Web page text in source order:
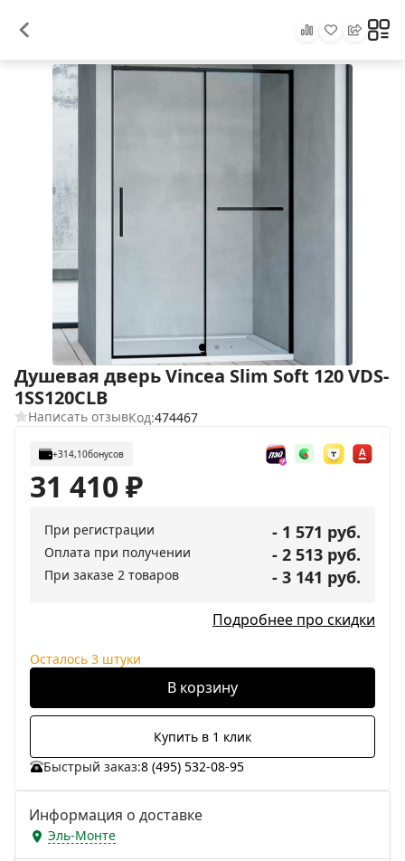
Душевая дверь Vincea Slim Soft 120 VDS-
1SS120CLB
Написать отзывКод:474467
+314,10бонусов
31 410₽
При регистрации - 1 571 руб.
Оплата при получении - 2 513 руб.
При заказе 2 товаров - 3 141 руб.
Подробнее про скидки
Осталось 3 штуки
В корзину
Купить в 1 клик
Быстрый заказ:8 (495) 532-08-95
Информация о доставке
Эль-Монте